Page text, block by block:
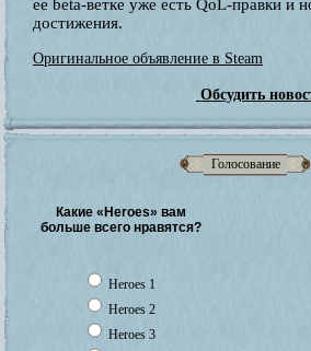
Голосование
Какие «Heroes» вам
больше всего нравятся?
Heroes 1
Heroes 2
Heroes 3
ее beta-ветке уже есть QoL-правки и
достижения.
Оригинальное объявление в Steam
Обсудить